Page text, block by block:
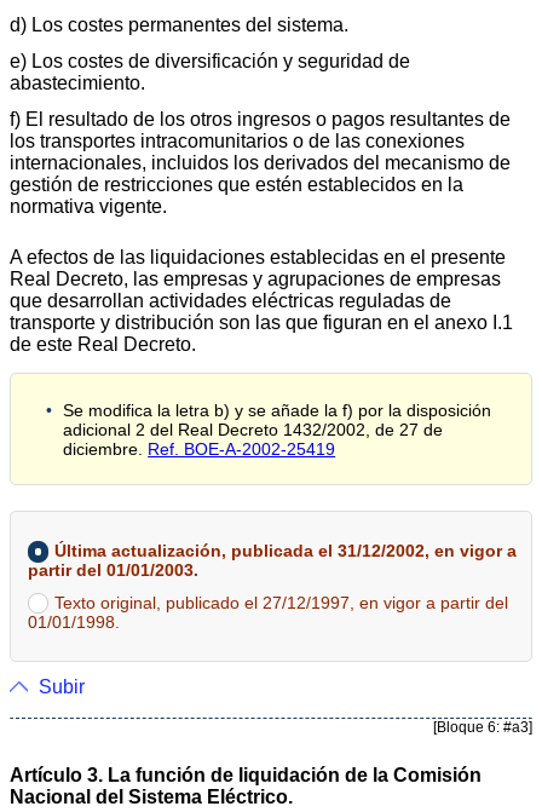
d) Los costes permanentes del sistema.
e) Los costes de diversificación y seguridad de
abastecimiento.
f) El resultado de los otros ingresos o pagos resultantes de
los transportes intracomunitarios o de las conexiones
internacionales, incluidos los derivados del mecanismo de
gestión de restricciones que estén establecidos en la
normativa vigente.
A efectos de las liquidaciones establecidas en el presente
Real Decreto, las empresas y agrupaciones de empresas
que desarrollan actividades eléctricas reguladas de
transporte y distribución son las que figuran en el anexo I.1
de este Real Decreto.
Se modifica la letra b) y se añade la f) por la disposición
adicional 2 del Real Decreto 1432/2002, de 27 de
diciembre. Ref. BOE-A-2002-25419
Última actualización, publicada el 31/12/2002, en vigor a
partir del 01/01/2003.
Texto original, publicado el 27/12/1997, en vigor a partir del
01/01/1998.
Subir
[Bloque 6: #a3]
Artículo 3. La función de liquidación de la Comisión
Nacional del Sistema Eléctrico.